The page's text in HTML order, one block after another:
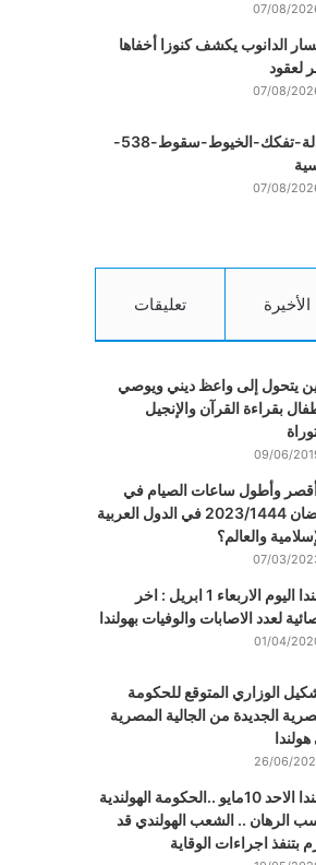
07/08/
الدانوب يكشف كنوزا أخفاها
لعقود
07/08/
الأدلة-تفكك-الخيوط-سقوط-538-
07/08/
الأخيرة تعليقات
يتحول إلى واعظ ديني ويوصي
بقراءة القرآن والإنجيل
09/06/
وأطول ساعات الصيام في
رمضان 2023/1444 في الدول العربية
والعالم؟
07/03/
هولندا اليوم الاربعاء 1 ابريل : اخر
لعدد الاصابات والوفيات بهولندا
01/04/
الوزاري المتوقع للحكومة
الجديدة من الجالية المصرية
26/06/
هولندا الاحد 10مايو ..الحكومة الهولندية
الرهان .. الشعب الهولندي قد
بتنفذ اجراءات الوقاية